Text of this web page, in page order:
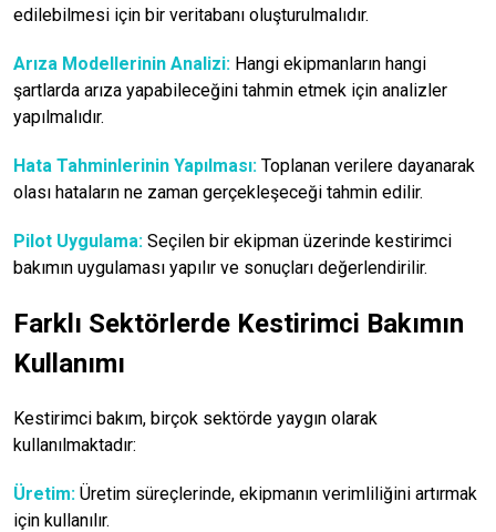
edilebilmesi için bir veritabanı oluşturulmalıdır.
Arıza Modellerinin Analizi: Hangi ekipmanların hangi
şartlarda arıza yapabileceğini tahmin etmek için analizler
yapılmalıdır.
Hata Tahminlerinin Yapılması: Toplanan verilere dayanarak
olası hataların ne zaman gerçekleşeceği tahmin edilir.
Pilot Uygulama: Seçilen bir ekipman üzerinde kestirimci
bakımın uygulaması yapılır ve sonuçları değerlendirilir.
Farklı Sektörlerde Kestirimci Bakımın
Kullanımı
Kestirimci bakım, birçok sektörde yaygın olarak
kullanılmaktadır:
Üretim: Üretim süreçlerinde, ekipmanın verimliliğini artırmak
için kullanılır.